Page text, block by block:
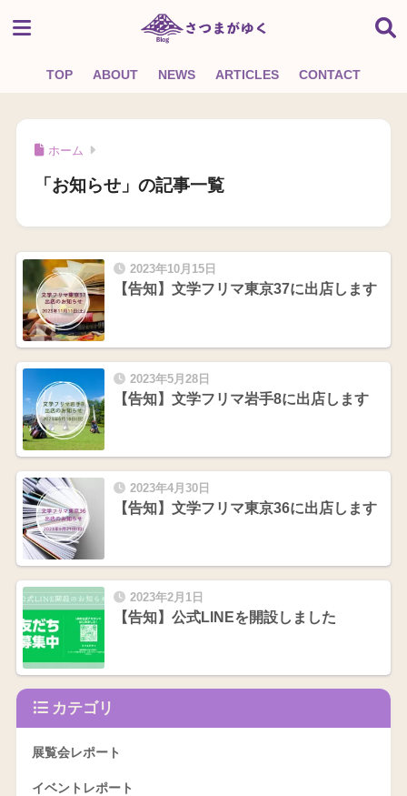
TOP ABOUT NEWS ARTICLES CONTACT
ホーム
「お知らせ」の記事一覧
2023年10月15日
【告知】文学フリマ東京37に出店します
2023年5月28日
【告知】文学フリマ岩手8に出店します
2023年4月30日
【告知】文学フリマ東京36に出店します
2023年2月1日
【告知】公式LINEを開設しました
カテゴリ
展覧会レポート
イベントレポート